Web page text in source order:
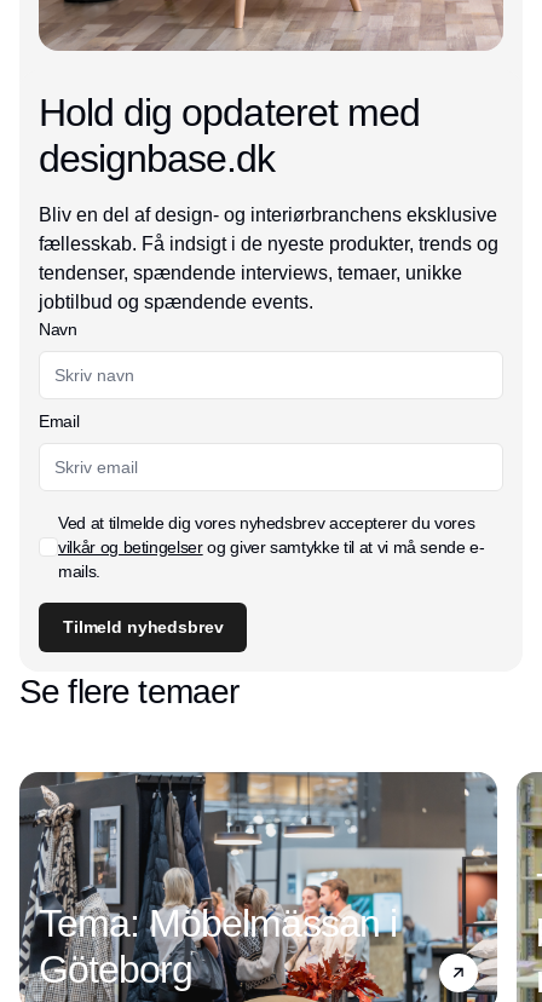
Hold dig opdateret med
designbase.dk
Bliv en del af design- og interiørbranchens eksklusive
fællesskab. Få indsigt i de nyeste produkter, trends og
tendenser, spændende interviews, temaer, unikke
jobtilbud og spændende events.
Navn
Email
Ved at tilmelde dig vores nyhedsbrev accepterer du vores
vilkår og betingelserog giver samtykke til at vi må sende e-
mails.
Tilmeld nyhedsbrev
Se flere temaer
Tema: Möbelmässan i
Göteborg